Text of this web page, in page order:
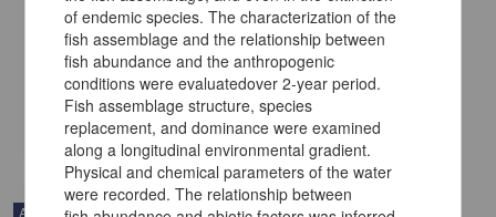
(Araneae: Theridiidae) de México
Cabrera Espinosa, Luis A.; Valdez Mondragón, Alejandro - Instituto
de Biología, UNAM
2021-10-18
Biología y Química
Artículo
of endemic species. The characterization of the
fish assemblage and the relationship between
fish abundance and the anthropogenic
conditions were evaluatedover 2-year period.
Fish assemblage structure, species
replacement, and dominance were examined
along a longitudinal environmental gradient.
Physical and chemical parameters of the water
were recorded. The relationship between